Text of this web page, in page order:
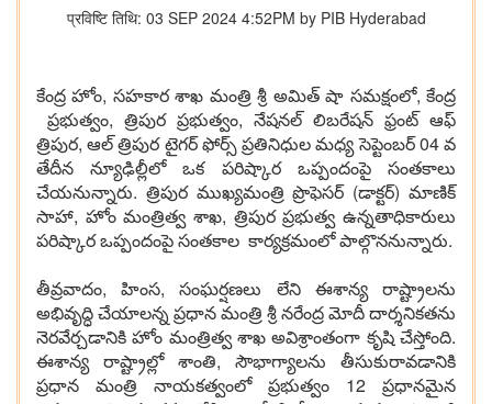
प्रविष्टि तिथि: 03 SEP 2024 4:52PM by PIB Hyderabad
కేంద్ర హోం, సహకార శాఖ మంత్రి శ్రీ అమిత్ షా సమక్షంలో, కేంద్ర
ప్రభుత్వం, త్రిపుర ప్రభుత్వం, నేషనల్ లిబరేషన్ ఫ్రంట్ ఆఫ్
త్రిపుర, ఆల్ త్రిపుర టైగర్ ఫోర్స్ ప్రతినిధుల మధ్య సెప్టెంబర్ 04 వ
తేదీన న్యూఢిల్లీలో ఒక పరిష్కార ఒప్పందంపై సంతకాలు
చేయనున్నారు. త్రిపుర ముఖ్యమంత్రి ప్రొఫెసర్ (డాక్టర్) మాణిక్
సాహా, హోం మంత్రిత్వ శాఖ, త్రిపుర ప్రభుత్వ ఉన్నతాధికారులు
పరిష్కార ఒప్పందంపై సంతకాల కార్యక్రమంలో పాల్గొననున్నారు.
తీవ్రవాదం, హింస, సంఘర్షణలు లేని ఈశాన్య రాష్ట్రాలను
అభివృద్ధి చేయాలన్న ప్రధాన మంత్రి శ్రీ నరేంద్ర మోదీ దార్శనికతను
నెరవేర్చడానికి హోం మంత్రిత్వ శాఖ అవిశ్రాంతంగా కృషి చేస్తోంది.
ఈశాన్య రాష్ట్రాల్లో శాంతి, సౌభాగ్యాలను తీసుకురావడానికి
ప్రధాన మంత్రి నాయకత్వంలో ప్రభుత్వం 12 ప్రధానమైన